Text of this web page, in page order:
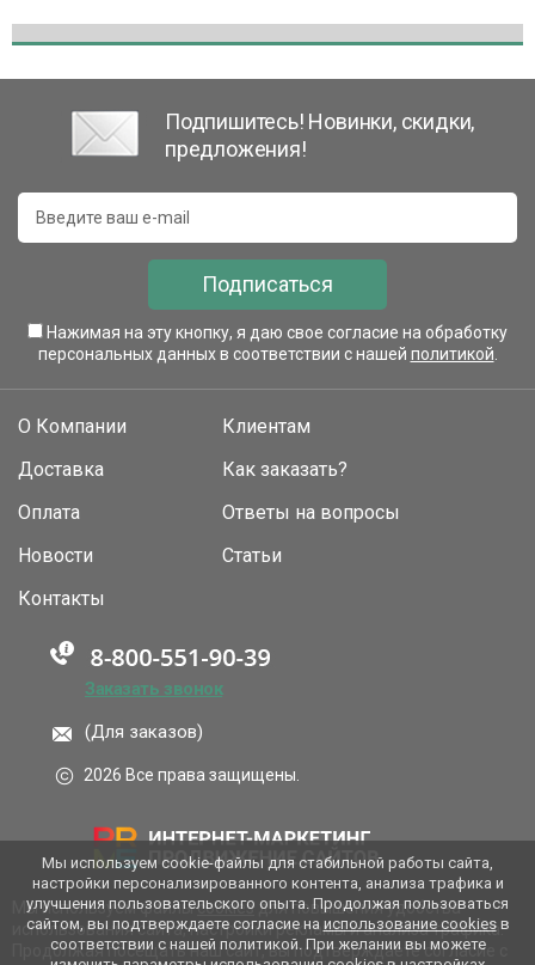
Подпишитесь! Новинки, скидки,
предложения!
Подписаться
Нажимая на эту кнопку, я даю свое согласие на обработку
персональных данных в соответствии с нашей политикой
О Компании
Доставка
Оплата
Новости
Клиентам
Как заказать?
Ответы на вопросы
Статьи
Контакты
Заказать звонок
(Для заказов)
2026 Все права защищены.
Мы используем файлыcookies для повышения удобства
использования сайта, настройки рекламы и анализа трафика.
Продолжая посещать наш сайт, вы подтверждаете согласие с
Мы используем cookie-файлы для стабильной работы сайта,
настройки персонализированного контента, анализа трафика и
улучшения пользовательского опыта. Продолжая пользоваться
сайтом, вы подтверждаете согласие на использование cookiesв
соответствии с нашей политикой. При желании вы можете